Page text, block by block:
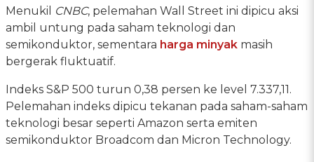
Menukil CNBC, pelemahan Wall Street ini dipicu aksi
ambil untung pada saham teknologi dan
semikonduktor, sementara harga minyak masih
bergerak fluktuatif.
Indeks S&P 500 turun 0,38 persen ke level 7.337,11.
Pelemahan indeks dipicu tekanan pada saham-saham
teknologi besar seperti Amazon serta emiten
semikonduktor Broadcom dan Micron Technology.